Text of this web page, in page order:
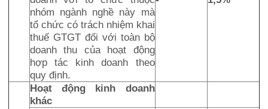
nhóm ngành nghề này mà
tổ chức có trách nhiệm khai
thuế GTGT đối với toàn bộ
doanh thu của hoạt động
hợp tác kinh doanh theo
quy định.
Hoạt động kinh doanh
khác